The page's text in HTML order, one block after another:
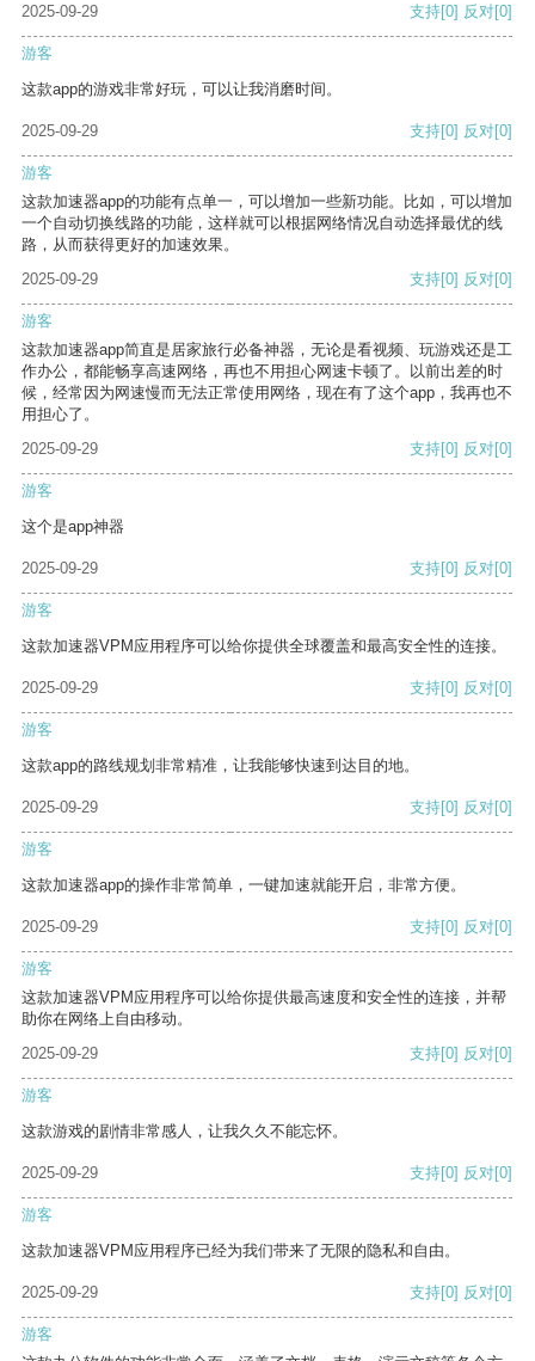
2025-09-29
支持[0] 反对[0]
游客
这款app的游戏非常好玩，可以让我消磨时间。
2025-09-29 支持[0] 反对[0]
游客
这款加速器app的功能有点单一，可以增加一些新功能。比如，可以增加
一个自动切换线路的功能，这样就可以根据网络情况自动选择最优的线
路，从而获得更好的加速效果。
2025-09-29
支持[0] 反对[0]
游客
这款加速器app简直是居家旅行必备神器，无论是看视频、玩游戏还是工
作办公，都能畅享高速网络，再也不用担心网速卡顿了。以前出差的时
候，经常因为网速慢而无法正常使用网络，现在有了这个app，我再也不
用担心了。
2025-09-29
支持[0] 反对[0]
游客
这个是app神器
2025-09-29 支持[0] 反对[0]
游客
这款加速器VPM应用程序可以给你提供全球覆盖和最高安全性的连接。
2025-09-29 支持[0] 反对[0]
游客
这款app的路线规划非常精准，让我能够快速到达目的地。
2025-09-29 支持[0] 反对[0]
游客
这款加速器app的操作非常简单，一键加速就能开启，非常方便。
2025-09-29 支持[0] 反对[0]
游客
这款加速器VPM应用程序可以给你提供最高速度和安全性的连接，并帮
助你在网络上自由移动。
2025-09-29
支持[0] 反对[0]
游客
这款游戏的剧情非常感人，让我久久不能忘怀。
2025-09-29 支持[0] 反对[0]
游客
这款加速器VPM应用程序已经为我们带来了无限的隐私和自由。
2025-09-29 支持[0] 反对[0]
游客